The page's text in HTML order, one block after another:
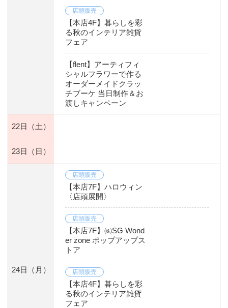
店頭販売
【本店4F】暮らしを彩
る秋のインテリア雑貨
フェア
【flent】アーティフィ
シャルフラワーで作る
オーダーメイドクラッ
チブーケ 当日制作＆お
渡しキャンペーン
22日 （土）
23日 （日）
24日 （月）
店頭販売
【本店7F】ハロウィン
〈店頭展開〉
店頭販売
【本店7F】㈱SG Wond
er zone ポップアップス
トア
店頭販売
【本店4F】暮らしを彩
る秋のインテリア雑貨
フェア